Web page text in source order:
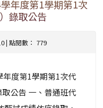
年度第1學期第1次
錄取公告
| 點閱數： 779
度第1學期第1次代
公告 一、普通班代